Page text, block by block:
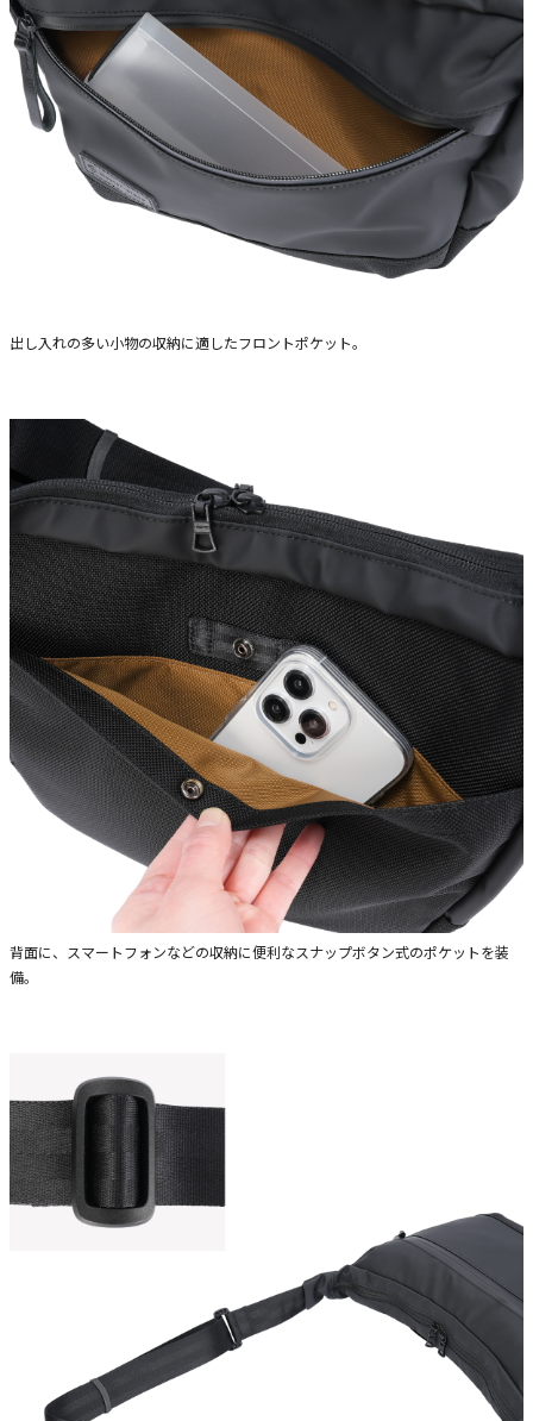
出し入れの多い小物の収納に適したフロントポケット。
背面に、スマートフォンなどの収納に便利なスナップボタン式のポケットを装
備。